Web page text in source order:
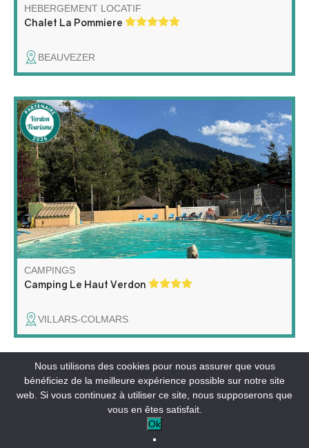
HEBERGEMENT LOCATIF
Chalet La Pommiere
BEAUVEZER
Au cœur du Haut-Verdon, une nature sauvage, un air
vivifiant, un climat méditerranéen et l'agrément de nuits
fraîches. C'est la montagne, sous le soleil provençal à
1200m d'altitude. Pour votre confort emplacements
délimités, ombragés et faciles d'accès.
CAMPINGS
Camping Le Haut Verdon
VILLARS-COLMARS
Situé dans le centre du village, cet hôtel restaurant au
charme ancien vous accueille dans une ambiance
Nous utilisons des cookies pour nous assurer que vous
bénéficiez de la meilleure expérience possible sur notre site
web. Si vous continuez à utiliser ce site, nous supposerons que
vous en êtes satisfait.
Ok